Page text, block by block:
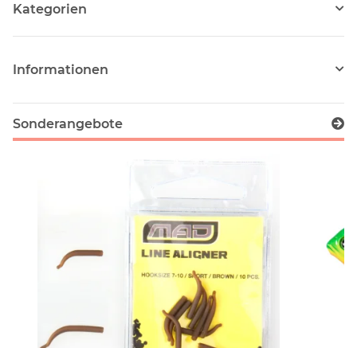
Kategorien
Informationen
Sonderangebote